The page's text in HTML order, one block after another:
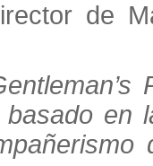
de
en